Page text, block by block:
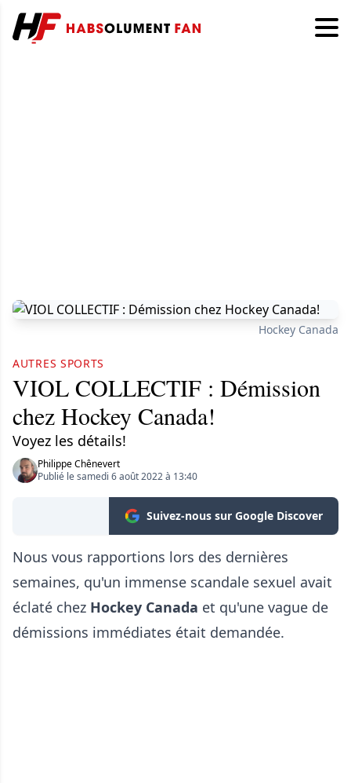
Hockey Canada
AUTRES SPORTS
VIOL COLLECTIF : Démission
chez Hockey Canada!
Voyez les détails!
Philippe Chênevert
Publié le samedi 6 août 2022 à 13:40
Suivez-nous sur Google Discover
Nous vous rapportions lors des dernières
semaines, qu'un immense scandale sexuel avait
éclaté chez Hockey Canada et qu'une vague de
démissions immédiates était demandée.